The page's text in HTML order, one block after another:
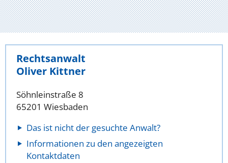
Rechtsanwalt
Oliver Kittner
Söhnleinstraße 8
65201 Wiesbaden
Das ist nicht der gesuchte Anwalt?
Informationen zu den angezeigten
Kontaktdaten